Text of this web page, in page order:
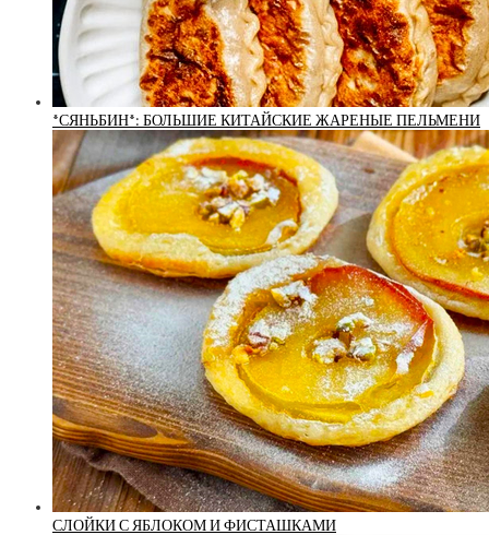
*СЯНЬБИН*: БОЛЬШИЕ КИТАЙСКИЕ ЖАРЕНЫЕ ПЕЛЬМЕНИ
СЛОЙКИ С ЯБЛОКОМ И ФИСТАШКАМИ